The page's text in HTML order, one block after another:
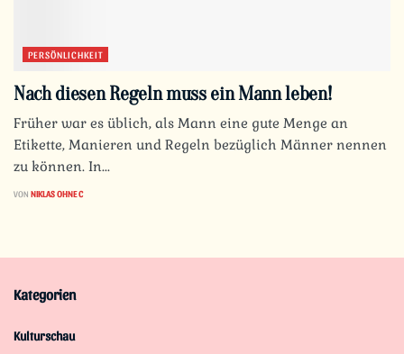
PERSÖNLICHKEIT
Nach diesen Regeln muss ein Mann leben!
Früher war es üblich, als Mann eine gute Menge an
Etikette, Manieren und Regeln bezüglich Männer nennen
zu können. In...
VON NIKLAS OHNE C
Kategorien
Kulturschau